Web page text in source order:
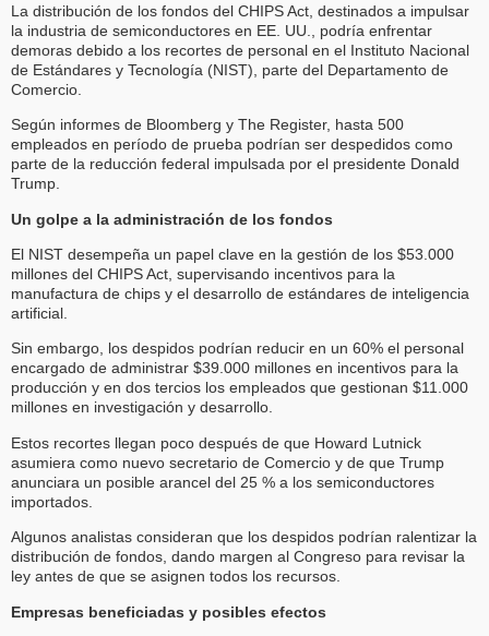
La distribución de los fondos del CHIPS Act, destinados a impulsar
la industria de semiconductores en EE. UU., podría enfrentar
demoras debido a los recortes de personal en el Instituto Nacional
de Estándares y Tecnología (NIST), parte del Departamento de
Comercio.
Según informes de Bloomberg y The Register, hasta 500
empleados en período de prueba podrían ser despedidos como
parte de la reducción federal impulsada por el presidente Donald
Trump.
Un golpe a la administración de los fondos
El NIST desempeña un papel clave en la gestión de los $53.000
millones del CHIPS Act, supervisando incentivos para la
manufactura de chips y el desarrollo de estándares de inteligencia
artificial.
Sin embargo, los despidos podrían reducir en un 60% el personal
encargado de administrar $39.000 millones en incentivos para la
producción y en dos tercios los empleados que gestionan $11.000
millones en investigación y desarrollo.
Estos recortes llegan poco después de que Howard Lutnick
asumiera como nuevo secretario de Comercio y de que Trump
anunciara un posible arancel del 25 % a los semiconductores
importados.
Algunos analistas consideran que los despidos podrían ralentizar la
distribución de fondos, dando margen al Congreso para revisar la
ley antes de que se asignen todos los recursos.
Empresas beneficiadas y posibles efectos